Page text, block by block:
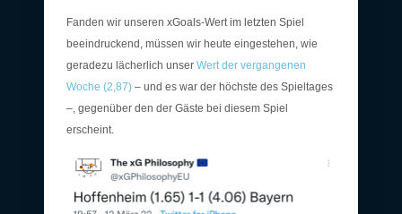
Fanden wir unseren xGoals-Wert im letzten Spiel
beeindruckend, müssen wir heute eingestehen, wie
geradezu lächerlich unser Wert der vergangenen
Woche (2,87) – und es war der höchste des Spieltages
–, gegenüber den der Gäste bei diesem Spiel
erscheint.